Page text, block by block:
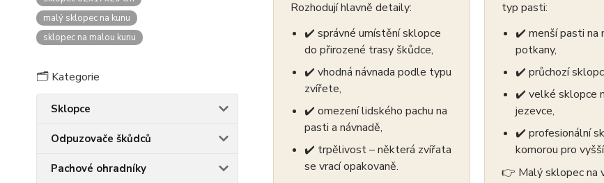
malý sklopec na kunu
sklopec na malou kunu
🗂️ Kategorie
Sklopce
Odpuzovače škůdců
Pachové ohradníky
Rozhodují hlavně detaily:
✔️ správné umístění sklopce
do přirozené trasy škůdce,
✔️ vhodná návnada podle typu
zvířete,
✔️ omezení lidského pachu na
pasti a návnadě,
✔️ trpělivost – některá zvířata
se vrací opakovaně.
typ pasti:
✔️ menší pasti na
potkany,
✔️ průchozí
✔️ velké sklopce
jezevce,
✔️ profesionální
komorou pro
👉 Malý sklopec na